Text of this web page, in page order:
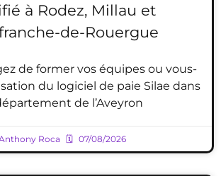
à Rodez, Millau et
de-Rouergue
de former vos équipes ou vous-
du logiciel de paie Silae dans
de l’Aveyron
Roca 07/08/2026